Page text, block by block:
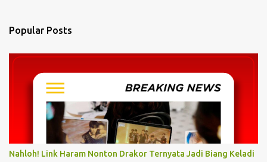
s
Popular Posts
Nahloh! Link Haram Nonton Drakor Ternyata Jadi Biang Keladi